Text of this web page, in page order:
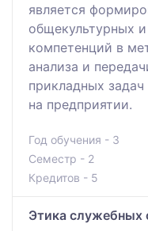
является
общекультурных
компетенций в
анализа и
прикладных
на предприятии.
Год обучения - 3
Семестр - 2
Кредитов - 5
Этика служебных